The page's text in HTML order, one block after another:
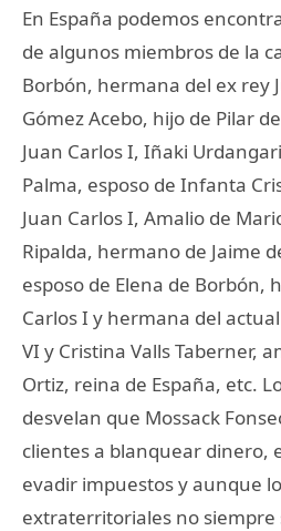
En España podemos
de algunos miembros de la
Borbón, hermana del ex rey
Gómez Acebo, hijo de Pilar
Juan Carlos I, Iñaki
Palma, esposo de Infanta
Juan Carlos I, Amalio de
Ripalda, hermano de Jaime
esposo de Elena de Borbón,
Carlos I y hermana del
VI y Cristina Valls Taberner,
Ortiz, reina de España, etc.
desvelan que Mossack
clientes a blanquear dinero,
evadir impuestos y aunque
extraterritoriales no siempre